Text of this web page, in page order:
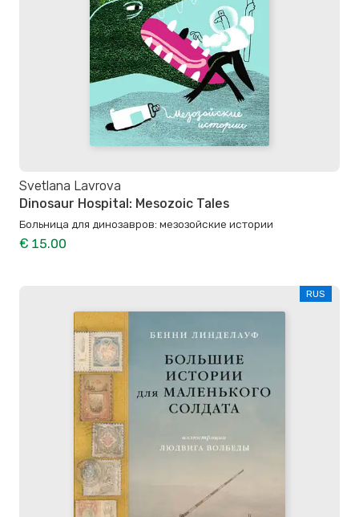
Svetlana Lavrova
Dinosaur Hospital: Mesozoic Tales
Больница для динозавров: мезозойские истории
€ 15.00
RUS